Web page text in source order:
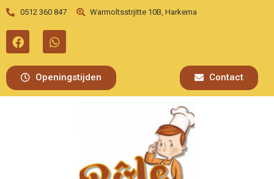
0512 360 847 Warmoltsstrjitte 10B, Harkema
Openingstijden Contact